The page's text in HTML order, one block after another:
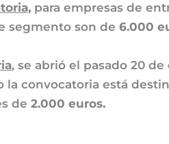
para empresas de
segmento son de 6.000
, se abrió el pasado 20
la convocatoria está
de 2.000 euros.